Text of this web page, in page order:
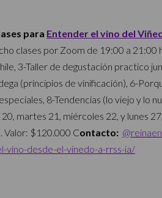
para Entender el vino del
clases por Zoom de 19:00 a 21:00
3-Taller de degustación practico
(principios de vinificación), 6-
8-Tendencias (lo viejo y lo
martes 21, miércoles 22, y lunes
Valor: $120.000 Contacto:
desde-el-vinedo-a-rrss-ia/